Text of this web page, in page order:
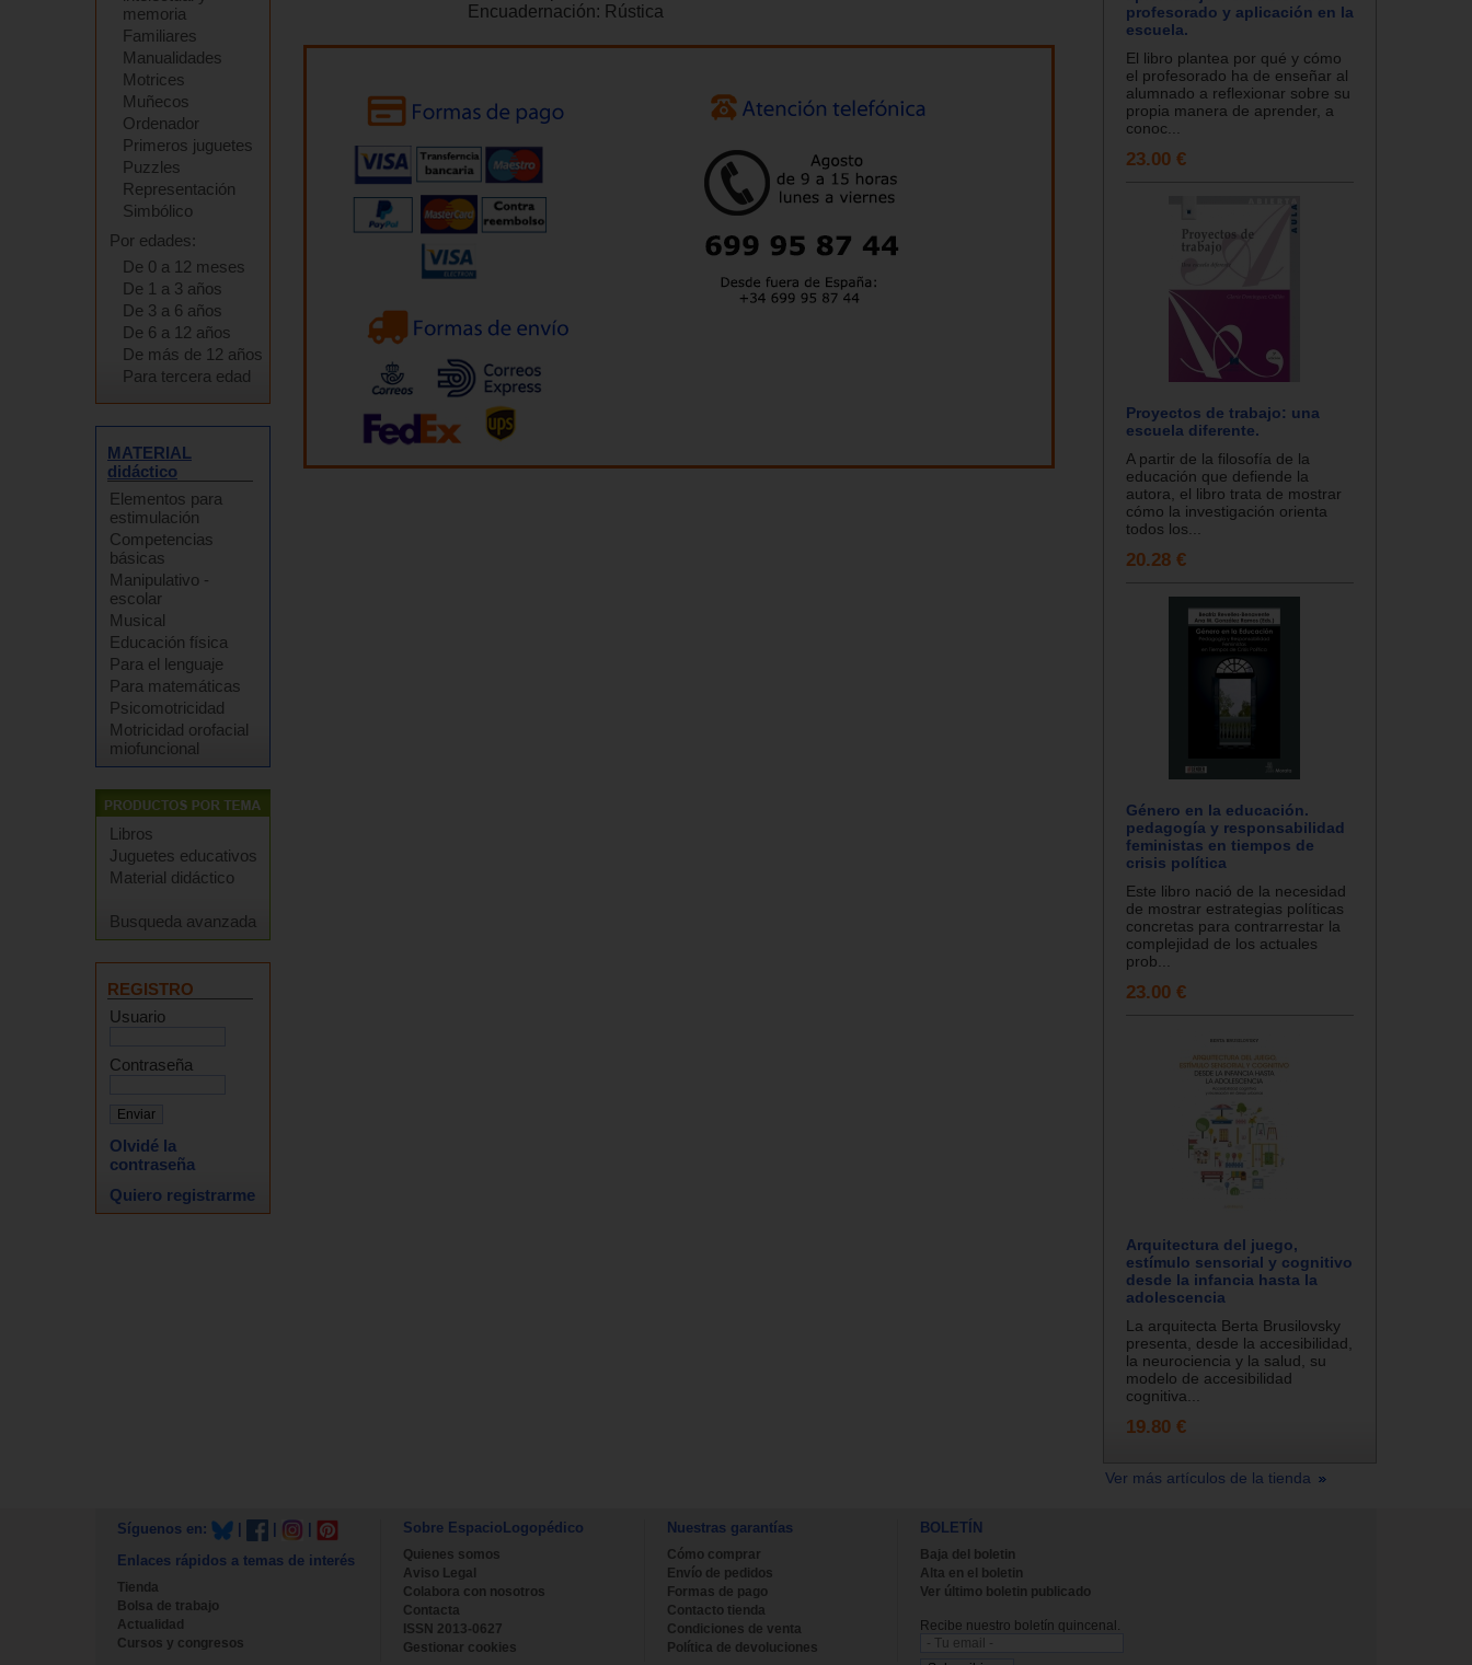
memoria
Familiares
Manualidades
Motrices
Muñecos
Ordenador
Primeros juguetes
Puzzles
Representación
Simbólico
Por edades:
De 0 a 12 meses
De 1 a 3 años
De 3 a 6 años
De 6 a 12 años
De más de 12 años
Para tercera edad
MATERIAL
didáctico
Elementos para
estimulación
Competencias
básicas
Manipulativo -
escolar
Musical
Educación física
Para el lenguaje
Para matemáticas
Psicomotricidad
Motricidad orofacial
miofuncional
Libros
Juguetes educativos
Material didáctico
Busqueda avanzada
REGISTRO
Usuario
Contraseña
Olvidé la
contraseña
Quiero registrarme
Encuadernación: Rústica
profesorado y aplicación en la
escuela.
El libro plantea por qué y cómo
el profesorado ha de enseñar al
alumnado a reflexionar sobre su
propia manera de aprender, a
conoc...
23.00 €
Proyectos de trabajo: una
escuela diferente.
A partir de la filosofía de la
educación que defiende la
autora, el libro trata de mostrar
cómo la investigación orienta
todos los...
20.28 €
Género en la educación.
pedagogía y responsabilidad
feministas en tiempos de
crisis política
Este libro nació de la necesidad
de mostrar estrategias políticas
concretas para contrarrestar la
complejidad de los actuales
prob...
23.00 €
Arquitectura del juego,
estímulo sensorial y cognitivo
desde la infancia hasta la
adolescencia
La arquitecta Berta Brusilovsky
presenta, desde la accesibilidad,
la neurociencia y la salud, su
modelo de accesibilidad
cognitiva...
19.80 €
Ver más artículos de la tienda
Síguenos en:
Enlaces rápidos a temas de interés
Tienda
Bolsa de trabajo
Actualidad
Cursos y congresos
Sobre EspacioLogopédico
Quienes somos
Aviso Legal
Colabora con nosotros
Contacta
ISSN 2013-0627
Gestionar cookies
Nuestras garantías
Cómo comprar
Envío de pedidos
Formas de pago
Contacto tienda
Condiciones de venta
Política de devoluciones
BOLETÍN
Baja del boletin
Alta en el boletin
Ver último boletin publicado
Recibe nuestro boletín quincenal.